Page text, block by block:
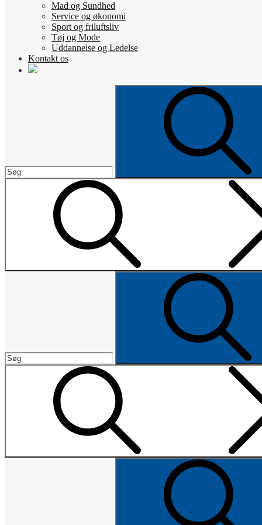
Mad og Sundhed
Service og økonomi
Sport og friluftsliv
Tøj og Mode
Uddannelse og Ledelse
Kontakt os
Search
Search